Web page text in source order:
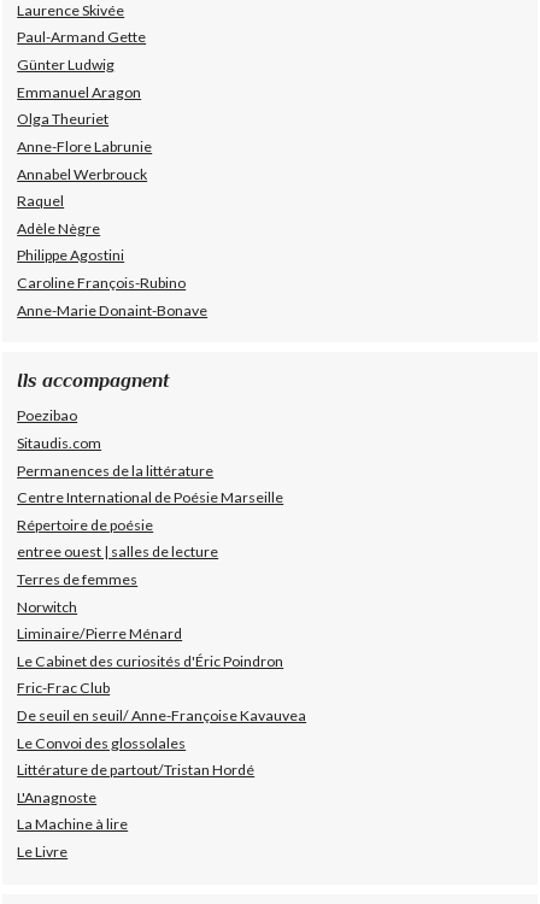
Laurence Skivée
Paul-Armand Gette
Günter Ludwig
Emmanuel Aragon
Olga Theuriet
Anne-Flore Labrunie
Annabel Werbrouck
Raquel
Adèle Nègre
Philippe Agostini
Caroline François-Rubino
Anne-Marie Donaint-Bonave
Ils accompagnent
Poezibao
Sitaudis.com
Permanences de la littérature
Centre International de Poésie Marseille
Répertoire de poésie
entree ouest | salles de lecture
Terres de femmes
Norwitch
Liminaire/Pierre Ménard
Le Cabinet des curiosités d'Éric Poindron
Fric-Frac Club
De seuil en seuil/ Anne-Françoise Kavauvea
Le Convoi des glossolales
Littérature de partout/Tristan Hordé
L'Anagnoste
La Machine à lire
Le Livre